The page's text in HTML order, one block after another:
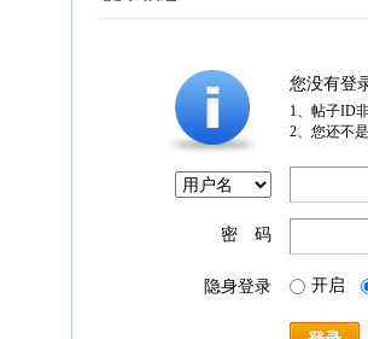
您没有登
1、帖子ID
2、您还不
密 码
隐身登录 开启